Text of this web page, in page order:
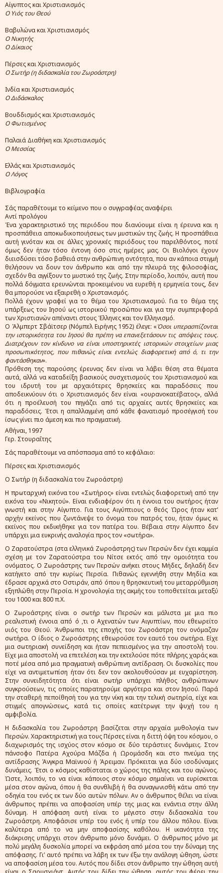
Αίγυπτος και Χριστιανισμός
Ο Υιός του Θεού
Βαβυλώνα και Χριστιανισμός
Ο Νικητής
Ο Δίκαιος
Πέρσες και Χριστιανισμός
Ο Σωτήρ (η διδασκαλία του Ζωροάστρη)
Ινδία και Χριστιανισμός
Ο Διδάσκαλος
Βουδδισμός και Χριστιανισμός
Ο Φωτισμένος
Παλαιά Διαθήκη και Χριστιανισμός
Ο Μεσσίας
Ελλάς και Χριστιανισμός
Ο Λόγος
Βιβλιογραφία
Σάς παραθέτουμε το κείμενο που ο συγγραφέας αναφέρει
Αντί προλόγου
Ένα χαρακτηριστικό της περιόδου που διανύουμε είναι η έρευνα και η
προσπάθεια αποκωδικοποιήσεως των μυστικών της ζωής. Η προσπάθεια
αυτή γινόταν και σε άλλες χρονικές περιόδους του παρελθόντος, ποτέ
όμως δεν ήταν τόσο έντονη όσο στις ημέρες μας. Οι Βιολόγοι έχουν
διεισδύσει τόσο βαθειά στην ανθρώπινη οντότητα, που αν κάποια στιγμή
θελήσουν να δουν τον άνθρωπο και από την πλευρά της φιλοσοφίας,
σχεδόν θα αγγίξουν το μυστικό της ζωής. Στην περίοδο, λοιπόν, αυτή που
πολλά δόγματα ερευνώνται προκειμένου να ευρεθή η ερμηνεία τους, δεν
θα μπορούσε να εξαιρεθή ο Χριστανισμός.
Πολλά έχουν γραφεί για το θέμα του Χριστιανισμού. Για το θέμα της
υπάρξεως του Ιησού ως ιστορικού προσώπου και για την συμπεριφορά
των Χριστιανών απέναντι στους Έλληνες και τον Ελληνισμό.
Ο Άλμπερτ Σβάϊτσερ (Νόμπελ Ειρήνης 1952) έλεγε: «Όσοι υπερασπίζονται
την ιστορικότητα του Ιησού θα πρέπη να επανεξετάσουν τις απόψεις τους.
Διατρέχουν τον κίνδυνο να είναι υποστηρικτές ιστορικών στοιχείων μιας
προσωπικότητος, που πιθανώς είναι εντελώς διαφορετική από ό, τι την
φαντάσθηκαν».
Πρόθεση της παρούσης έρευνας δεν είναι να λάβει θέση στα θέματα
αυτά, αλλά να καταδείξη βασικούς συσχετισμούς του Χριστιανισμού και
του ιδρυτή του με αρχαιότερες θρησκείες και παραδόσεις που
αποδεικνύουν ότι ο Χριστιανισμός δεν είναι «ουρανοκατέβατος», αλλά
ότι η προέλευσή του πηγάζει από τις αρχαίες αυτές θρησκείες και
παραδόσεις. Έτσι η απαλλαγμένη από κάθε φανατισμό προσέγγισή του
ίσως γίνει πιο άμεση και πιο πραγματική.
Αθήναι, 1997
Γερ. Στουραΐτης
Σάς παραθέτουμε να απόσπασμα από το κεφάλαιο:
Πέρσες και Χριστιανισμός
Ο Σωτήρ (η διδασκαλία του Ζωροάστρη)
Η πρωταρχική εικόνα του «Σωτήρος» είναι εντελώς διαφορετική από την
εικόνα του «Νικητού». Είναι ενδιαφέρον ότι η έννοια του σωτήρος ήταν
γνωστή και στην Αίγυπτο. Για τους Αιγύπτιους ο θεός Ώρος ήταν κατ’
αρχήν εκείνος που ζωντάνεψε το όνομα του πατρός του, ήταν όμως κι
εκείνος που εκδικήθηκε για τον πατέρα του. Βέβαια στην Αίγυπτο δεν
υπάρχει μια ευκρινής αναλογία προς τον «σωτήρα».
Ο Ζαρατούστρα (στα ελληνικά Ζωροάστρης) των Περσών δεν έχει καμμία
σχέση με τον Ζαρατούστρα του Νίτσε εκτός από την ομοιότητα του
ονόματος. Ο Ζωροάστρης των Περσών ανήκει στους Μήδες, δηλαδή δεν
κατήγετο από την κυρίως Περσία. Πιθανώς εγεννήθη στην Μηδία και
έδρασε αρχικά στο Οστιράν, από όπου η θρησκευτική του μεταρρύθμιση
εξηπλώθη στην Περσία. Η χρονολογία της ακμής του τοποθετείται μεταξύ
του 1000 και 800 π.Χ.
Ο Ζωροάστρης είναι ο σωτήρ των Περσών και μάλιστα με μια πιο
ρεαλιστική έννοια από ό ,τι ο Αχενατών των Αιγυπτίων, που εθεωρείτο
υιός του Θεού. Άνθρωποι της εποχής του Ζωροάστρη τον ονόμαζαν
σωτήρα. Ο ίδιος ο Ζωροάστρης εθεωρούσε τον εαυτό του σωτήρα. Είχε
μια σωτηριακή συνείδηση και ήταν πεπεισμένος για την αποστολή του.
Είχε μια αποστολή να επιτελέση και την εκτελούσε πότε πλήρης χαράς και
ποτέ μέσα από μια πραγματική ανθρώπινη αντίδραση. Οι δυσκολίες που
είχε να αντιμετωπίση ήταν ότι δεν τον ακολουθούσαν με ευχαρίστηση.
Στην συνειδητότητα ότι είναι σωτήρ υπάρχει πλήθος ανθρώπινων
συγκρούσεων, τις οποίες παρατηρούμε αργότερα και στον Ιησού. Παρά
την σταθερή πεποίθησή του για την νίκη και την τελική σωτηρία, είχε και
στιγμές απογνώσεως, κατά τις οποίες κατέτρωγε την ψυχή του η
αμφιβολία.
Η διδασκαλία του Ζωροάστρη βασίζεται στην αρχαία μυθολογία των
Περσών. Χαρακτηριστική για τους Πέρσες είναι η διττή όψη του κόσμου, ο
διαχωρισμός της ισχύος στον κόσμο σε δύο τεράστιες δυνάμεις. Στον
πάνσοφο Πατέρα Αχούρα Μάζδα ή Ωρομάσδη και στο πνεύμα της
αντίδρασης Άνγκρα Μαϊνυού ή Άρειμαν. Πρόκειται για δύο ισοδύναμες
δυνάμεις. Έτσι ο κόσμος καθίσταται ο χώρος της πάλης και του αγώνος.
Ώστε, λοιπόν, το να είναι κάποιος στον κόσμο σημαίνει να ευρίσκεται
μέσα στον αγώνα, όπου ή θα συνθλιβή ή θα συναγωνισθή κάτω από την
οδηγία του ενός εκ των δύο αυτών πόλων. Αν ο άνθρωπος θέλει να είναι
άνθρωπος πρέπει να αποφασίση υπέρ της μιας και ενάντια στην άλλη
δύναμη. Η απόφαση αυτή είναι το μέγιστο στην διδασκαλία του
Ζωροάστρη. Αποφάσισε υπέρ του ενός ή υπέρ του άλλου πόλου. Είναι
καλύτερα από το να μην αποφασίσης καθόλου. Η ικανότητα της
διάκρισης υπάρχει στον άνθρωπο μόνο δυνάμει. Ο άνθρωπος μόνο με
πολύ μεγάλη δυσκολία μπορεί να εκφράση από μέσα του την δύναμη της
απόφασης. Γι’ αυτό πρέπει να λάβη εκ των έξω την ανάλογη ώθηση, ώστε
να αποφασίση μέσα του. Αυτός που δίδει στον άνθρωπο την ώθηση αυτή